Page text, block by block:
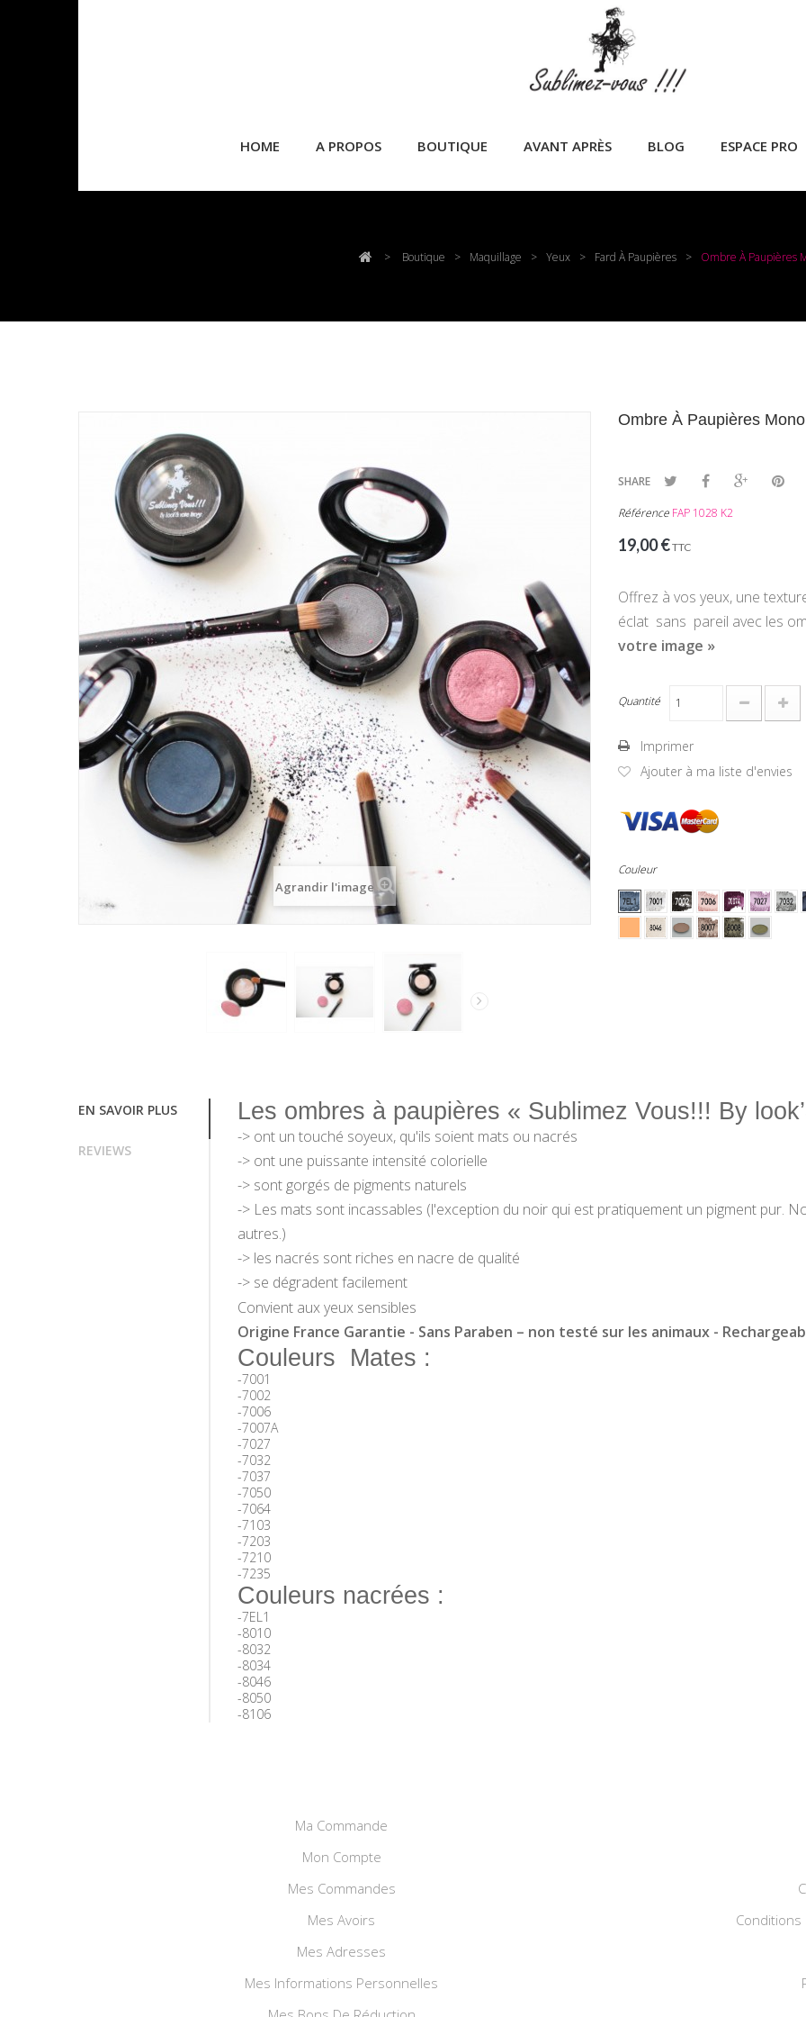
HOME A PROPOS BOUTIQUE AVANT APRÈS BLOG ESPACE PRO
> Boutique > Maquillage > Yeux > Fard À Paupières > Ombre À Paupières
Agrandir l'image
Ombre À Paupières
SHARE
Référence FAP 1028 K2
19,00 €TTC
Offrez à vos yeux, une
éclat sans pareil avec les
votre image »
Quantité
Imprimer
Ajouter à ma liste d'envies
Couleur
EN SAVOIR PLUS
REVIEWS
Les ombres à paupières « Sublimez Vous!!! By
-> ont un touché soyeux, qu'ils soient mats ou nacrés
-> ont une puissante intensité colorielle
-> sont gorgés de pigments naturels
-> Les mats sont incassables (l'exception du noir qui est pratiquement un pigment pur.
autres.)
-> les nacrés sont riches en nacre de qualité
-> se dégradent facilement
Convient aux yeux sensibles
Origine France Garantie - Sans Paraben – non testé sur les animaux -
Couleurs Mates :
-7001
-7002
-7006
-7007A
-7027
-7032
-7037
-7050
-7064
-7103
-7203
-7210
-7235
Couleurs nacrées :
-7EL1
-8010
-8032
-8034
-8046
-8050
-8106
Ma Commande
Mon Compte
Mes Commandes
Mes Avoirs
Mes Adresses
Mes Informations Personnelles